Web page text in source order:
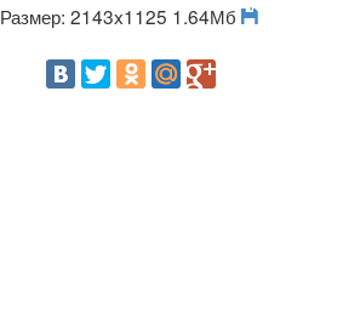
Размер: 2143x1125 1.64Мб